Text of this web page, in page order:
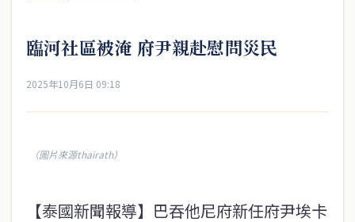
臨河社區被淹 府尹親赴慰問災民
2025年10月6日 09:18
（圖片來源thairath）
【泰國新聞報導】巴吞他尼府新任府尹埃卡